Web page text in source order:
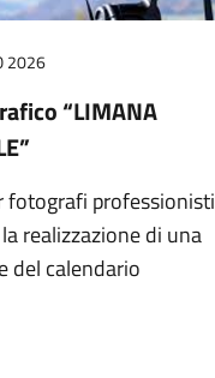
2026
“LIMANA
fotografi professionisti
realizzazione di una
del calendario